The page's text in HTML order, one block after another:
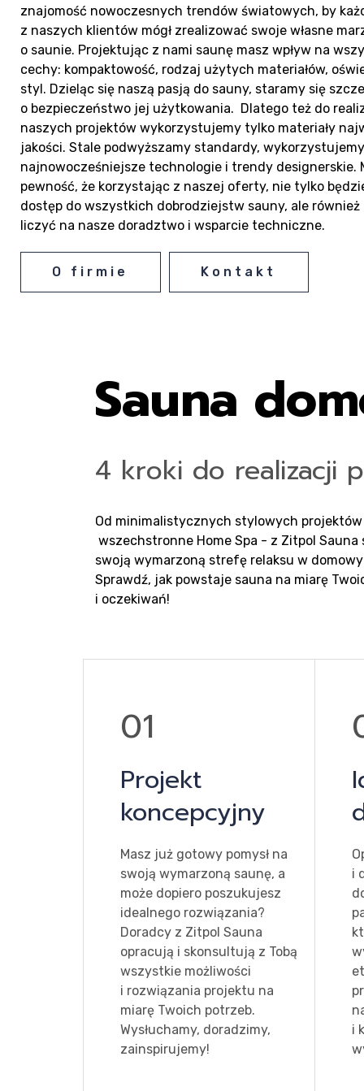
znajomość nowoczesnych trendów światowych, by
z naszych klientów mógł zrealizować swoje własne
o saunie. Projektując z nami saunę masz wpływ na
cechy: kompaktowość, rodzaj użytych materiałów,
styl. Dzieląc się naszą pasją do sauny, staramy się
o bezpieczeństwo jej użytkowania. Dlatego też do
naszych projektów wykorzystujemy tylko materiały
jakości. Stale podwyższamy standardy, wykorzystujemy
najnowocześniejsze technologie i trendy designerskie.
pewność, że korzystając z naszej oferty, nie tylko
dostęp do wszystkich dobrodziejstw sauny, ale również
liczyć na nasze doradztwo i wsparcie techniczne.
O firmie Kontakt
Sauna
4 kroki do realizacji
Od minimalistycznych stylowych projektów
wszechstronne Home Spa - z Zitpol
swoją wymarzoną strefę relaksu w
Sprawdź, jak powstaje sauna na miarę
i oczekiwań!
01
Projekt
koncepcyjny
Masz już gotowy pomysł na
swoją wymarzoną saunę, a
może dopiero poszukujesz
idealnego rozwiązania?
Doradcy z Zitpol Sauna
opracują i skonsultują z Tobą
wszystkie możliwości
i rozwiązania projektu na
miarę Twoich potrzeb.
Wysłuchamy, doradzimy,
zainspirujemy!
i
i